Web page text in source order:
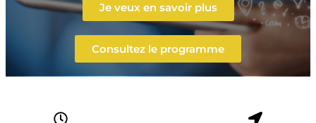
Je veux en savoir plus
Consultez le programme